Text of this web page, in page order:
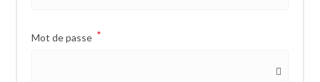
Mot de passe *